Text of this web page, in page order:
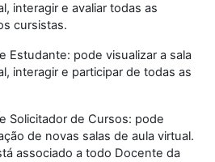
interagir e avaliar todas as
cursistas.
Estudante: pode visualizar a sala
interagir e participar de todas as
Solicitador de Cursos: pode
de novas salas de aula virtual.
associado a todo Docente da